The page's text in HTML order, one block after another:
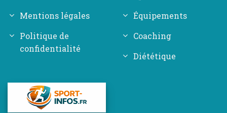
Mentions légales
Politique de
confidentialité
Équipements
Coaching
Diététique